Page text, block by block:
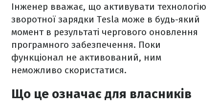
Інженер вважає, що активувати технологію
зворотної зарядки Tesla може в будь-який
момент в результаті чергового оновлення
програмного забезпечення. Поки
функціонал не активований, ним
неможливо скористатися.
Що це означає для власників